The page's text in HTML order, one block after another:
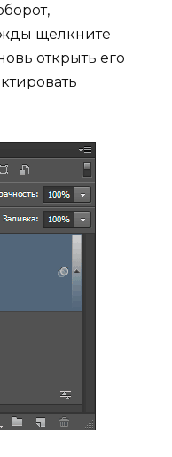
щелкните
открыть его